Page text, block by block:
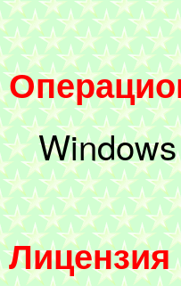
Windows
Лицензия